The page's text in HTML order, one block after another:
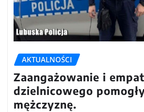
AKTUALNOŚCI
Zaangażowanie i
dzielnicowego
mężczyznę.